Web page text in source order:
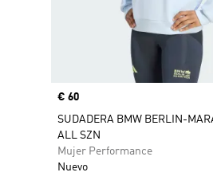
Precio
€ 60
SUDADERA BMW BERLIN-
ALL SZN
Mujer Performance
Nuevo